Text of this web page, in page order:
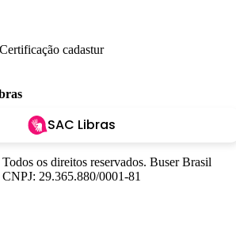
SAC Libras
os direitos reservados. Buser Brasil
29.365.880/0001-81